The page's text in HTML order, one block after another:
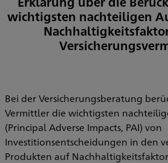
wichtigsten nachteiligen
Bei der Versicherungsberatung
Vermittler die wichtigsten
(Principal Adverse Impacts, PAI) von
Investitionsentscheidungen in den
Produkten auf